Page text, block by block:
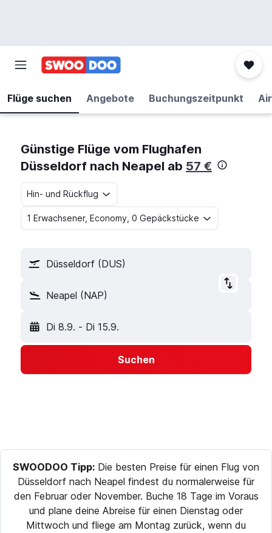
Flüge suchen Angebote Buchungszeitpunkt
Günstige Flüge vom Flughafen
Düsseldorf nach Neapel ab 57 €
Hin- und Rückflug
1 Erwachsener, Economy, 0 Gepäckstücke
Düsseldorf (DUS)
Neapel (NAP)
Di 8.9. - Di 15.9.
Suchen
SWOODOO Tipp: Die besten Preise für einen Flug von
Düsseldorf nach Neapel findest du normalerweise für
den Februar oder November. Buche 18 Tage im Voraus
und plane deine Abreise für einen Dienstag oder
Mittwoch und fliege am Montag zurück, wenn du